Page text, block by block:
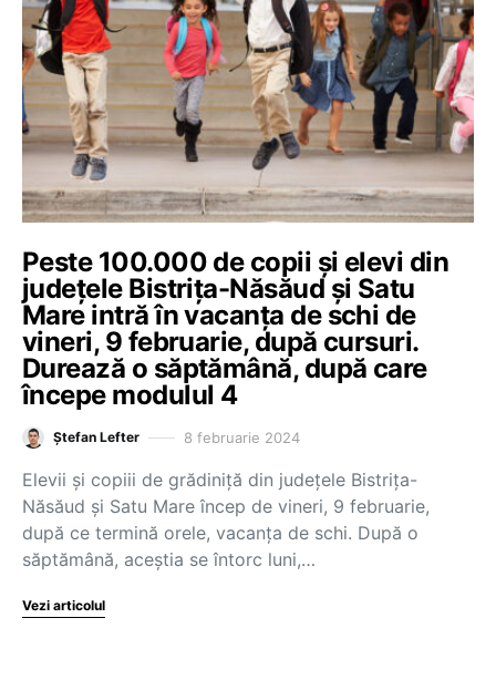
Peste 100.000 de copii și elevi din
județele Bistrița-Năsăud și Satu
Mare intră în vacanța de schi de
vineri, 9 februarie, după cursuri.
Durează o săptămână, după care
începe modulul 4
Ștefan Lefter 8 februarie 2024
Elevii și copiii de grădiniță din județele Bistrița-
Năsăud și Satu Mare încep de vineri, 9 februarie,
după ce termină orele, vacanța de schi. După o
săptămână, aceștia se întorc luni,…
Vezi articolul